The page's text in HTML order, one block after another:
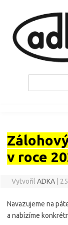
Vyhledávání
v roce
Vytvořil ADKA |
Navazujeme na
a nabízíme